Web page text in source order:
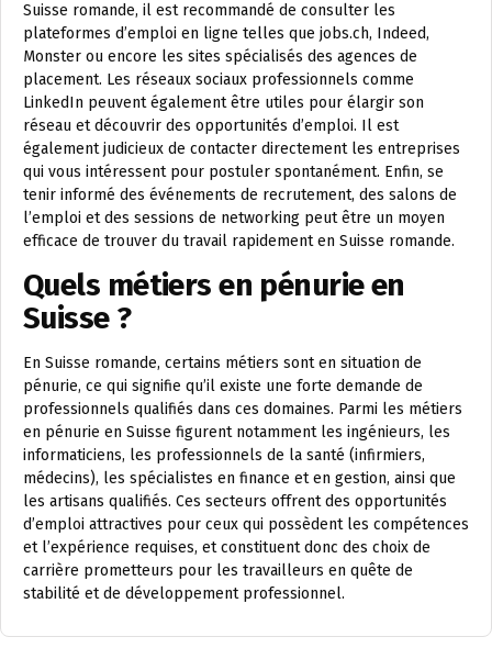
Suisse romande, il est recommandé de consulter les
plateformes d’emploi en ligne telles que jobs.ch, Indeed,
Monster ou encore les sites spécialisés des agences de
placement. Les réseaux sociaux professionnels comme
LinkedIn peuvent également être utiles pour élargir son
réseau et découvrir des opportunités d’emploi. Il est
également judicieux de contacter directement les entreprises
qui vous intéressent pour postuler spontanément. Enfin, se
tenir informé des événements de recrutement, des salons de
l’emploi et des sessions de networking peut être un moyen
efficace de trouver du travail rapidement en Suisse romande.
Quels métiers en pénurie en
Suisse ?
En Suisse romande, certains métiers sont en situation de
pénurie, ce qui signifie qu’il existe une forte demande de
professionnels qualifiés dans ces domaines. Parmi les métiers
en pénurie en Suisse figurent notamment les ingénieurs, les
informaticiens, les professionnels de la santé (infirmiers,
médecins), les spécialistes en finance et en gestion, ainsi que
les artisans qualifiés. Ces secteurs offrent des opportunités
d’emploi attractives pour ceux qui possèdent les compétences
et l’expérience requises, et constituent donc des choix de
carrière prometteurs pour les travailleurs en quête de
stabilité et de développement professionnel.